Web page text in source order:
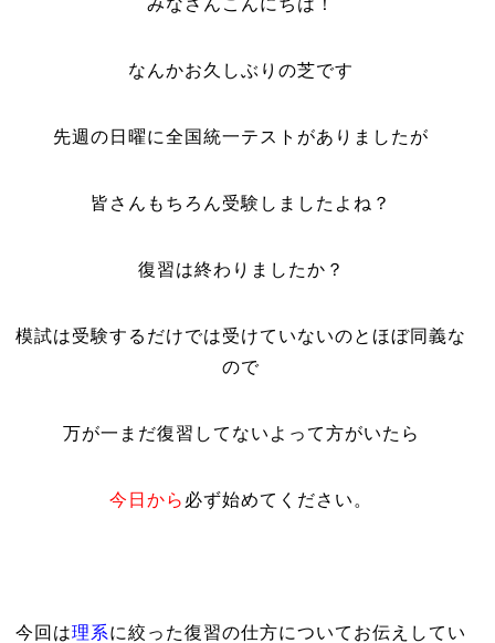
みなさんこんにちは！
なんかお久しぶりの芝です
先週の日曜に全国統一テストがありましたが
皆さんもちろん受験しましたよね？
復習は終わりましたか？
模試は受験するだけでは受けていないのとほぼ同義な
ので
万が一まだ復習してないよって方がいたら
今日から 必ず始めてください。
今回は理系に絞った復習の仕方についてお伝えしてい